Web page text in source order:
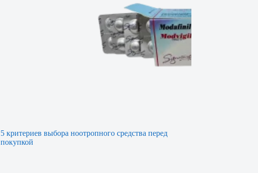
5 критериев выбора ноотропного средства перед
покупкой